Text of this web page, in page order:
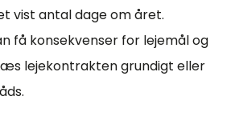
vist antal dage om året.
få konsekvenser for lejemål og
lejekontrakten grundigt eller